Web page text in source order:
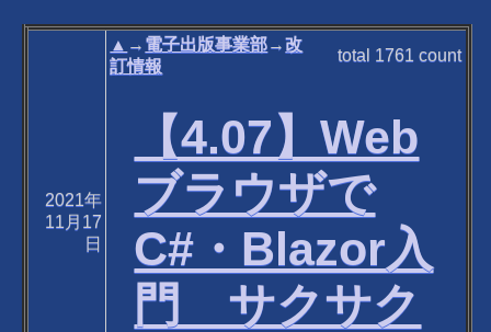
2021年
11月17
日
▲ → 電子出版事業部→改
訂情報
total 1761 count
【4.07】Web
ブラウザで
C#・Blazor入
門 サクサク